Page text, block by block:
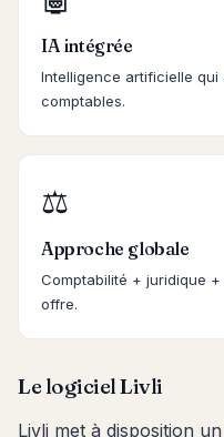
IA intégrée
Intelligence artificielle
comptables.
⚖️
Approche globale
Comptabilité + juridique
offre.
Le logiciel Livli
Livli met à disposition